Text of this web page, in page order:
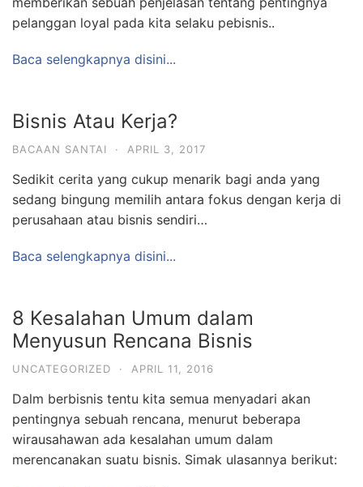
pelanggan loyal pada kita selaku pebisnis..
Baca selengkapnya disini...
Bisnis Atau Kerja?
BACAAN SANTAI · APRIL 3, 2017
Sedikit cerita yang cukup menarik bagi anda yang
sedang bingung memilih antara fokus dengan kerja di
perusahaan atau bisnis sendiri…
Baca selengkapnya disini...
8 Kesalahan Umum dalam
Menyusun Rencana Bisnis
UNCATEGORIZED · APRIL 11, 2016
Dalm berbisnis tentu kita semua menyadari akan
pentingnya sebuah rencana, menurut beberapa
wirausahawan ada kesalahan umum dalam
merencanakan suatu bisnis. Simak ulasannya berikut: